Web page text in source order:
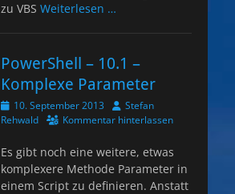
zu VBS Weiterlesen …
PowerShell – 10.1 –
Komplexe Parameter
Veröffentlicht
am
10. September 2013 AutorStefan
Rehwald
Kommentar hinterlassen
Es gibt noch eine weitere, etwas
komplexere Methode Parameter in
einem Script zu definieren. Anstatt